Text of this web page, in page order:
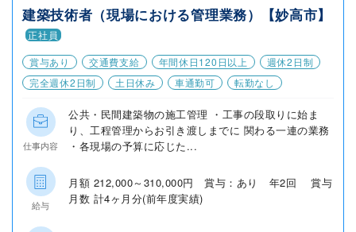
建築技術者（現場における管理業務）【妙高市】
正社員
賞与あり
交通費支給 年間休日120日以上
週休2日制
完全週休2日制
土日休み 車通勤可 転勤なし
仕事内容
公共・民間建築物の施工管理 ・工事の段取りに始ま
り、工程管理からお引き渡しまでに 関わる一連の業務
・各現場の予算に応じた...
給与
月額 212,000～310,000円 賞与：あり 年2回 賞与
月数 計4ヶ月分(前年度実績)